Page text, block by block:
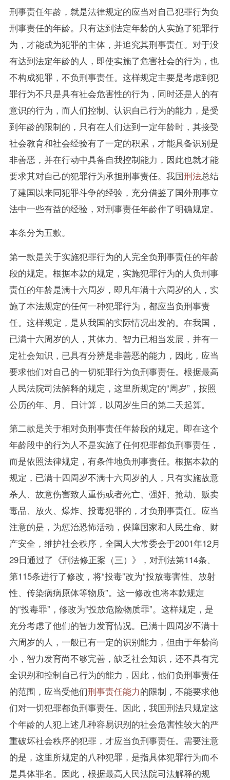
刑事责任年龄，就是法律规定的应当对自己犯罪行为负
刑事责任的年龄。只有达到法定年龄的人实施了犯罪行
为，才能成为犯罪的主体，并追究其刑事责任。对于没
有达到法定年龄的人，即使实施了危害社会的行为，也
不构成犯罪，不负刑事责任。这样规定主要是考虑到犯
罪行为不只是具有社会危害性的行为，同时还是人的有
意识的行为，而人们控制、认识自己行为的能力，是受
到年龄的限制的，只有在人们达到一定年龄时，其接受
社会教育和社会经验有了一定的积累，才能具备识别是
非善恶，并在行动中具备自我控制能力，因此也就才能
要求其对自己的犯罪行为承担刑事责任。我国刑法总结
了建国以来同犯罪斗争的经验，充分借鉴了国外刑事立
法中一些有益的经验，对刑事责任年龄作了明确规定。
本条分为五款。
第一款是关于实施犯罪行为的人完全负刑事责任的年龄
段的规定。根据本款的规定，实施犯罪行为的人负刑事
责任的年龄是满十六周岁，即凡年满十六周岁的人，实
施了本法规定的任何一种犯罪行为，都应当负刑事责
任。这样规定，是从我国的实际情况出发的。在我国，
已满十六周岁的人，其体力、智力已相当发展，并有一
定社会知识，已具有分辨是非善恶的能力，因此，应当
要求他们对自己的一切犯罪行为负刑事责任。根据最高
人民法院司法解释的规定，这里所规定的“周岁”，按照
公历的年、月、日计算，以周岁生日的第二天起算。
第二款是关于相对负刑事责任年龄段的规定。即在这个
年龄段中的行为人不是实施了任何犯罪都负刑事责任，
而是依照法律规定，有条件地负刑事责任。根据本款的
规定，已满十四周岁不满十六周岁的人，只有实施故意
杀人、故意伤害致人重伤或者死亡、强奸、抢劫、贩卖
毒品、放火、爆炸、投毒犯罪的，才负刑事责任。应当
注意的是，为惩治恐怖活动，保障国家和人民生命、财
产安全，维护社会秩序，全国人大常委会于2001年12月
29日通过了《刑法修正案（三）》，对刑法第114条、
第115条进行了修改，将“投毒”改为“投放毒害性、放射
性、传染病病原体等物质”。这一修改也将本款规定
的“投毒罪”，修改为“投放危险物质罪”。这样规定，是
充分考虑了他们的智力发育情况。已满十四周岁不满十
六周岁的人，一般已有一定的识别能力，但由于年龄尚
小，智力发育尚不够完善，缺乏社会知识，还不具有完
全识别和控制自己行为的能力，因此，他们负刑事责任
的范围，应当受他们刑事责任能力的限制，不能要求他
们对一切犯罪都负刑事责任。因此，我国刑法只规定这
个年龄的人犯上述几种容易识别的社会危害性较大的严
重破坏社会秩序的犯罪，才应当负刑事责任。需要注意
的是，这里所规定的八种犯罪，是指具体犯罪行为而不
是具体罪名。因此，根据最高人民法院司法解释的规